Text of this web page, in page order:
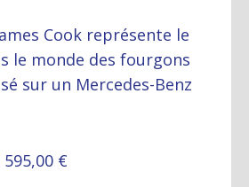
Cook représente le
le monde des fourgons
sur un Mercedes-Benz
€